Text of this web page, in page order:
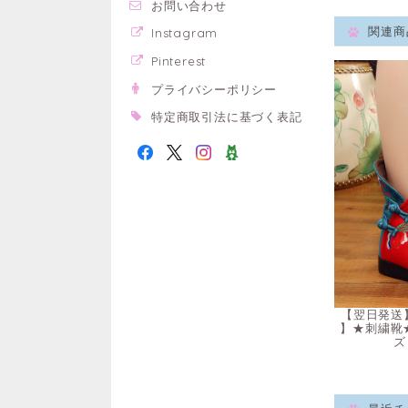
お問い合わせ
Instagram
Pinterest
プライバシーポリシー
特定商取引法に基づく表記
関連
【翌日発
】★刺繍靴